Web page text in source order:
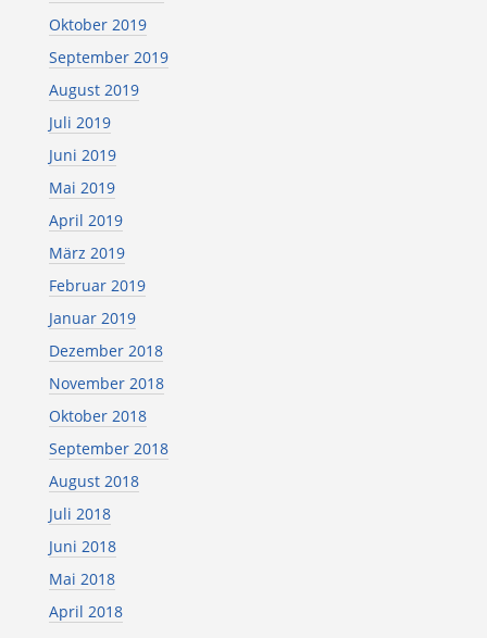
Oktober 2019
September 2019
August 2019
Juli 2019
Juni 2019
Mai 2019
April 2019
März 2019
Februar 2019
Januar 2019
Dezember 2018
November 2018
Oktober 2018
September 2018
August 2018
Juli 2018
Juni 2018
Mai 2018
April 2018